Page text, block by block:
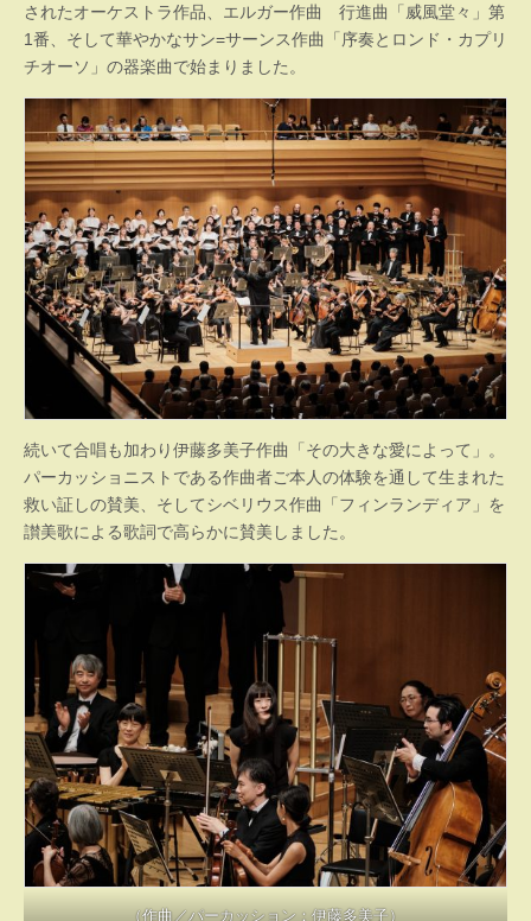
されたオーケストラ作品、エルガー作曲 行進曲「威風堂々」第
1番、そして華やかなサン=サーンス作曲「序奏とロンド・カプリ
チオーソ」の器楽曲で始まりました。
続いて合唱も加わり伊藤多美子作曲「その大きな愛によって」。
パーカッショニストである作曲者ご本人の体験を通して生まれた
救い証しの賛美、そしてシベリウス作曲「フィンランディア」を
讃美歌による歌詞で高らかに賛美しました。
（作曲／パーカッション：伊藤多美子）